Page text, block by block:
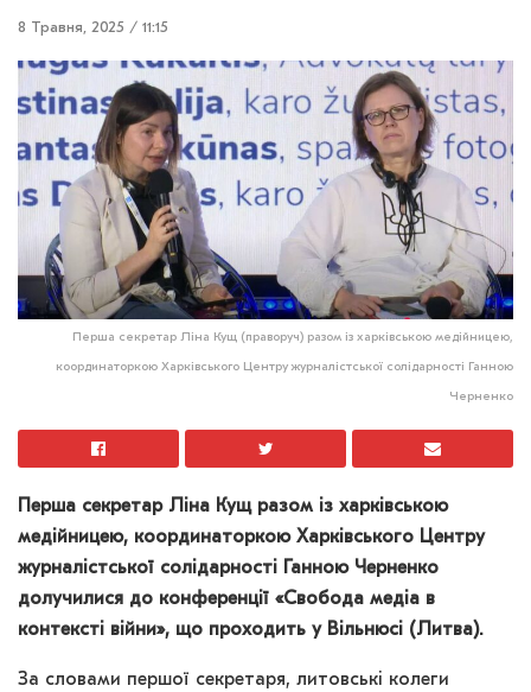
8 Травня, 2025 / 11:15
Перша секретар Ліна Кущ (праворуч) разом із харківською медійницею,
координаторкою Харківського Центру журналістської солідарності Ганною
Черненко
Перша секретар Ліна Кущ разом із харківською
медійницею, координаторкою Харківського Центру
журналістської солідарності Ганною Черненко
долучилися до конференції «Свобода медіа в
контексті війни», що проходить у Вільнюсі (Литва).
За словами першої секретаря, литовські колеги